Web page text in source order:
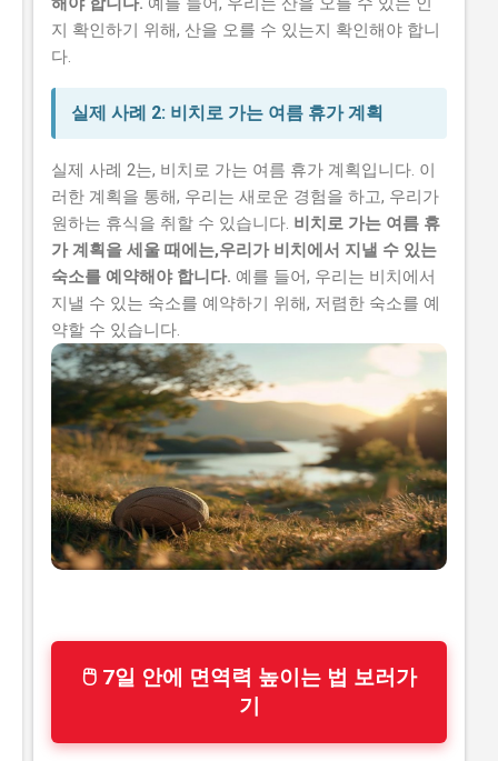
지 확인하기 위해, 산을 오를 수 있는지 확인해야 합니
다.
실제 사례 2: 비치로 가는 여름 휴가 계획
실제 사례 2는, 비치로 가는 여름 휴가 계획입니다. 이
러한 계획을 통해, 우리는 새로운 경험을 하고, 우리가
원하는 휴식을 취할 수 있습니다. 비치로 가는 여름 휴
가 계획을 세울 때에는,우리가 비치에서 지낼 수 있는
숙소를 예약해야 합니다. 예를 들어, 우리는 비치에서
지낼 수 있는 숙소를 예약하기 위해, 저렴한 숙소를 예
약할 수 있습니다.
🖱 7일 안에 면역력 높이는 법 보러가
기